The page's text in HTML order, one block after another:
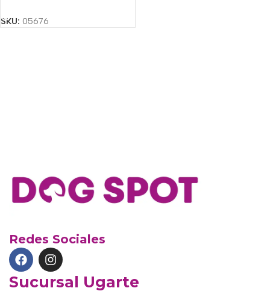
SKU: 05676
Redes Sociales
Sucursal Ugarte